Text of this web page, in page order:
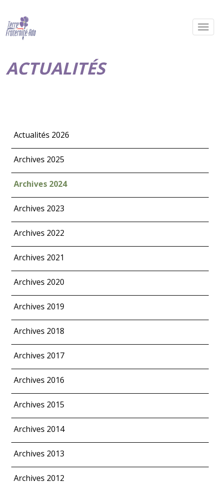
ACTUALITÉS
Actualités 2026
Archives 2025
Archives 2024
Archives 2023
Archives 2022
Archives 2021
Archives 2020
Archives 2019
Archives 2018
Archives 2017
Archives 2016
Archives 2015
Archives 2014
Archives 2013
Archives 2012